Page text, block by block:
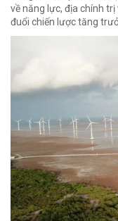
về năng lực, địa chính
đuổi chiến lược tăng